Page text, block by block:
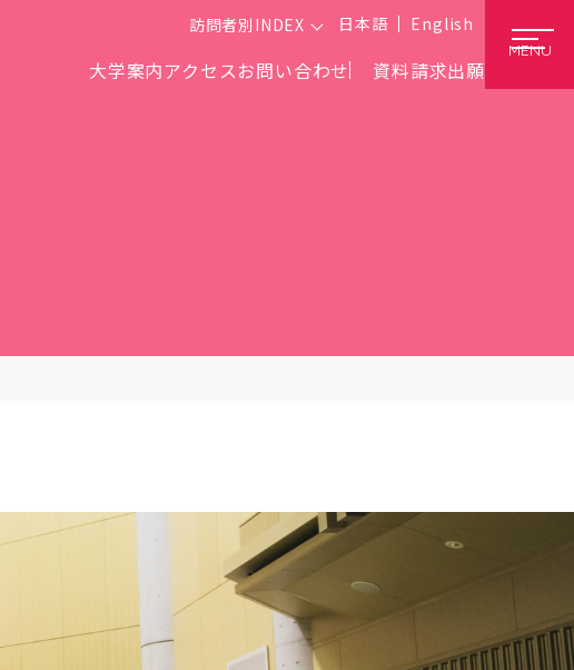
訪問者別INDEX 日本語 English
大学案内アクセスお問い合わせ 資料請求出願
MENU